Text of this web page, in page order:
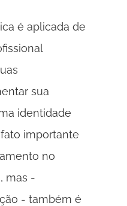
é aplicada de
sua
identidade
importante
no
mas -
- também é